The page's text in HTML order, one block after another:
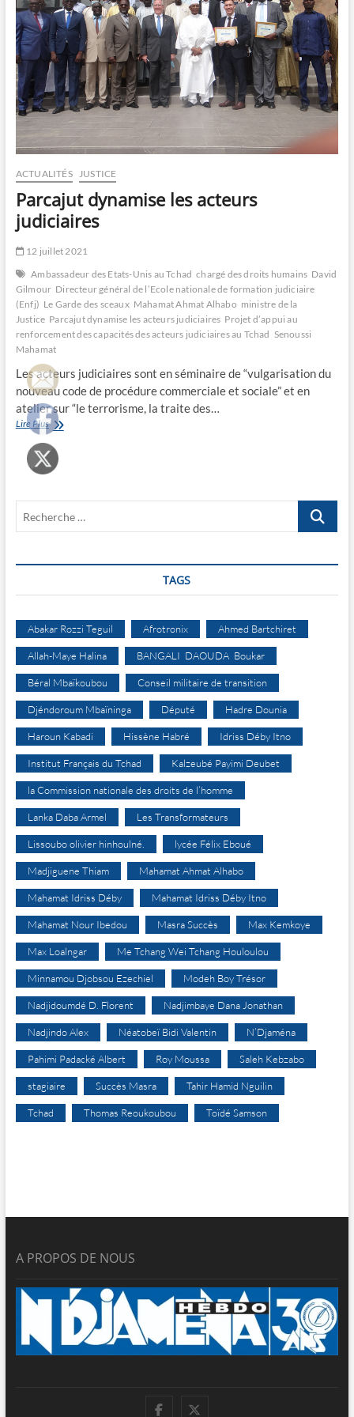
ACTUALITÉS JUSTICE
Parcajut dynamise les acteurs
judiciaires
12 juillet 2021
Ambassadeur des Etats-Unis au Tchad chargé des droits humains David
Gilmour Directeur général de l’Ecole nationale de formation judiciaire
(Enfj) Le Garde des sceaux Mahamat Ahmat Alhabo ministre de la
Justice Parcajut dynamise les acteurs judiciaires Projet d’appui au
renforcement des capacités des acteurs judiciaires au Tchad Senoussi
Mahamat
Les acteurs judiciaires sont en séminaire de “vulgarisation du
nouveau code de procédure commerciale et sociale” et en
atelier sur “le terrorisme, la traite des…
Lire PlusParcajut
dynamise
les
acteurs
Recherche
TAGS
Abakar Rozzi Teguil Afrotronix Ahmed Bartchiret
Allah-Maye Halina BANGALI DAOUDA Boukar
Béral Mbaïkoubou Conseil militaire de transition
Djéndoroum Mbaïninga Député Hadre Dounia
Haroun Kabadi Hissène Habré Idriss Déby Itno
Institut Français du Tchad Kalzeubé Payimi Deubet
la Commission nationale des droits de l’homme
Lanka Daba Armel Les Transformateurs
Lissoubo olivier hinhoulné. lycée Félix Eboué
Madjiguene Thiam Mahamat Ahmat Alhabo
Mahamat Idriss Déby Mahamat Idriss Déby Itno
Mahamat Nour Ibedou Masra Succès Max Kemkoye
Max Loalngar Me Tchang Wei Tchang Houloulou
Minnamou Djobsou Ezechiel Modeh Boy Trésor
Nadjidoumdé D. Florent Nadjimbaye Dana Jonathan
Nadjindo Alex Néatobeï Bidi Valentin N’Djaména
Pahimi Padacké Albert Roy Moussa Saleh Kebzabo
stagiaire Succès Masra Tahir Hamid Nguilin
Tchad Thomas Reoukoubou Toïdé Samson
A PROPOS DE NOUS
facebook